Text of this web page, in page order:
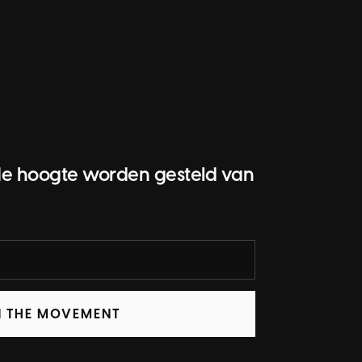
hoogte worden gesteld van
THE MOVEMENT